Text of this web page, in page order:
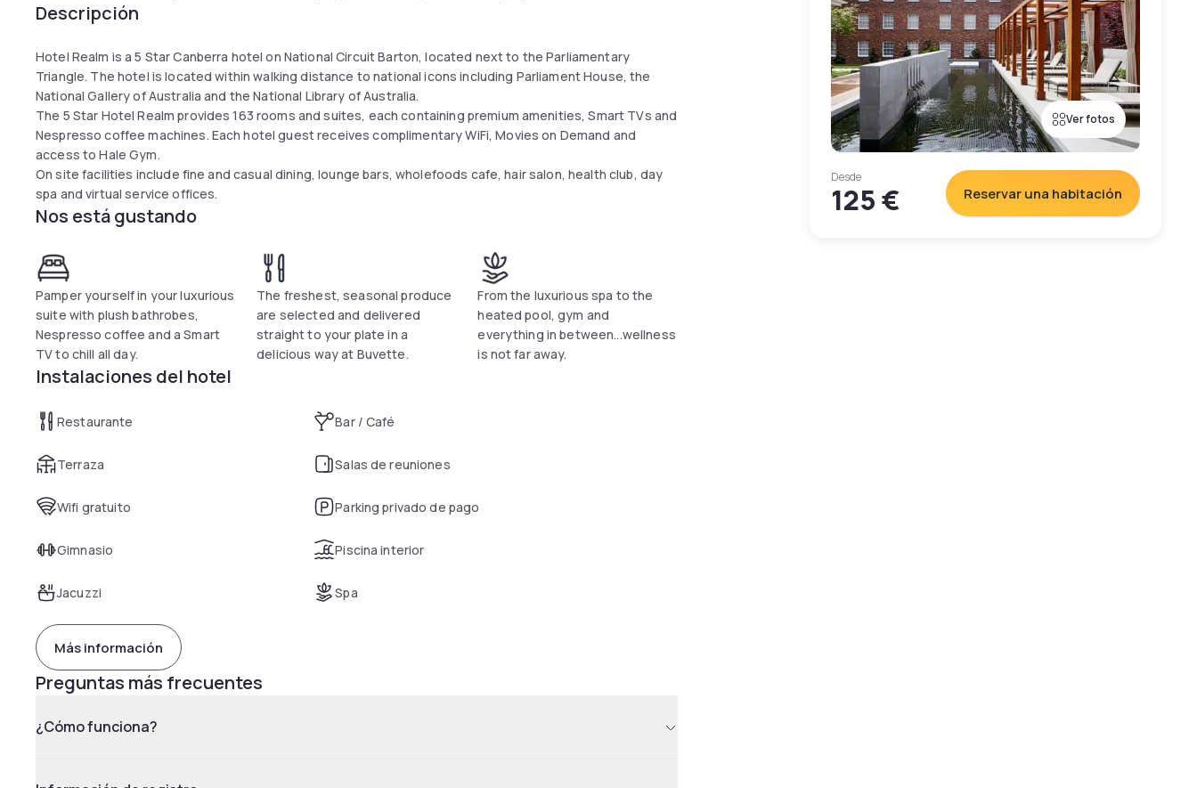
Descripción
Hotel Realm is a 5 Star Canberra hotel on National Circuit Barton, located next to the Parliamentary
Triangle. The hotel is located within walking distance to national icons including Parliament House, the
National Gallery of Australia and the National Library of Australia.
The 5 Star Hotel Realm provides 163 rooms and suites, each containing premium amenities, Smart TVs and
Nespresso coffee machines. Each hotel guest receives complimentary WiFi, Movies on Demand and
access to Hale Gym.
On site facilities include fine and casual dining, lounge bars, wholefoods cafe, hair salon, health club, day
spa and virtual service offices.
Nos está gustando
Pamper yourself in your luxurious
suite with plush bathrobes,
Nespresso coffee and a Smart
TV to chill all day.
The freshest, seasonal produce
are selected and delivered
straight to your plate in a
delicious way at Buvette.
From the luxurious spa to the
heated pool, gym and
everything in between...wellness
is not far away.
Instalaciones del hotel
Restaurante Bar / Café
Terraza Salas de reuniones
Wifi gratuito Parking privado de pago
Gimnasio Piscina interior
Jacuzzi Spa
Más información
Preguntas más frecuentes
¿Cómo funciona?
Ver fotos
Desde
125 € Reservar una habitación